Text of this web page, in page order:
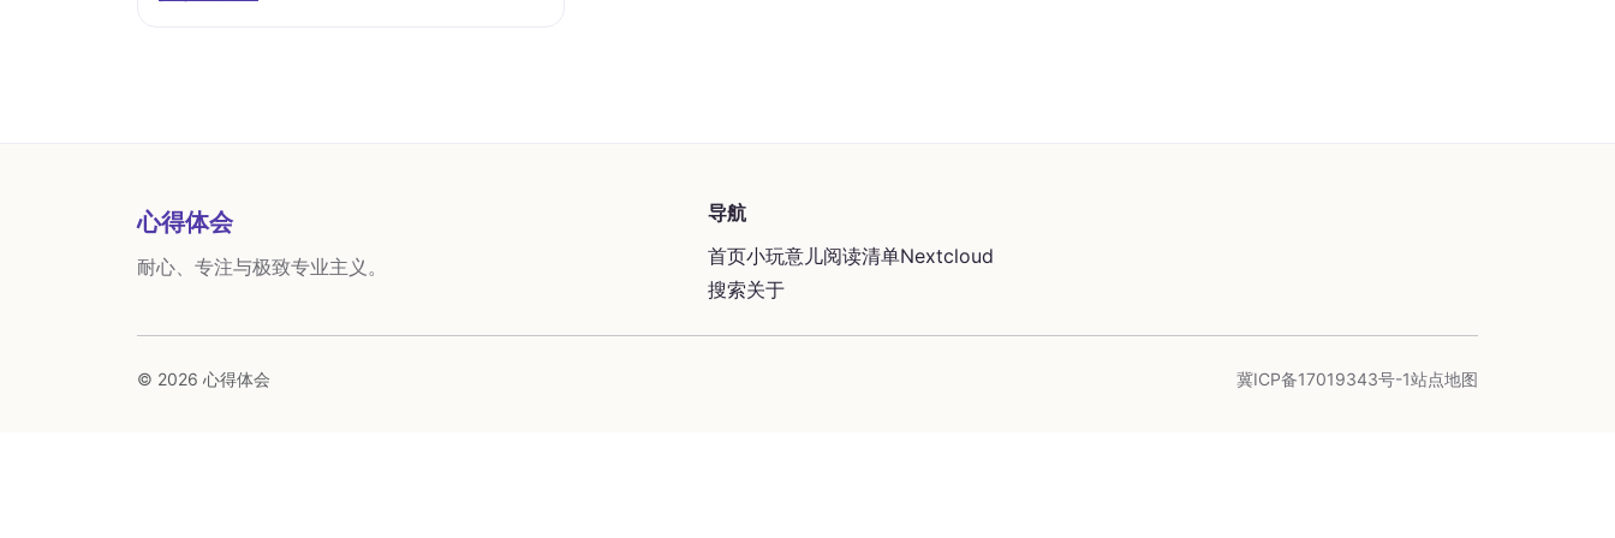
心得体会
耐心、专注与极致专业主义。
导航
首页小玩意儿阅读清单Nextcloud
搜索关于
© 2026 心得体会 冀ICP备17019343号-1站点地图